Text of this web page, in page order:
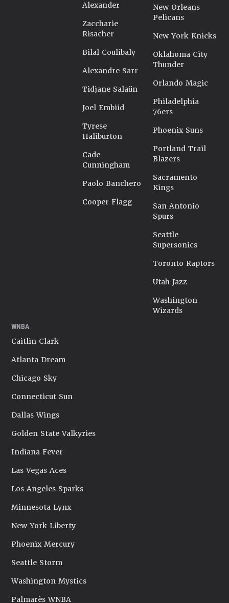
Alexander
Zaccharie
Risacher
Bilal Coulibaly
Alexandre Sarr
Tidjane Salaün
Joel Embiid
Tyrese
Haliburton
Cade
Cunningham
Paolo Banchero
Cooper Flagg
New Orleans
Pelicans
New York Knicks
Oklahoma City
Thunder
Orlando Magic
Philadelphia
76ers
Phoenix Suns
Portland Trail
Blazers
Sacramento
Kings
San Antonio
Spurs
Seattle
Supersonics
Toronto Raptors
Utah Jazz
Washington
Wizards
WNBA
Caitlin Clark
Atlanta Dream
Chicago Sky
Connecticut Sun
Dallas Wings
Golden State Valkyries
Indiana Fever
Las Vegas Aces
Los Angeles Sparks
Minnesota Lynx
New York Liberty
Phoenix Mercury
Seattle Storm
Washington Mystics
Palmarès WNBA